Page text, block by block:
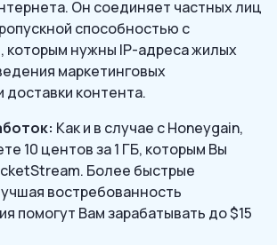
Он соединяет частных лиц
способностью с
которым нужны IP-адреса жилых
маркетинговых
доставки контента.
Как и в случае с Honeygain,
10 центов за 1 ГБ, которым Вы
Более быстрые
востребованность
помогут Вам зарабатывать до $15